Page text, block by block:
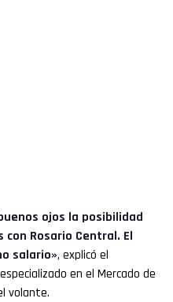
ojos la posibilidad
Rosario Central. El
salario», explicó el
en el Mercado de
volante.